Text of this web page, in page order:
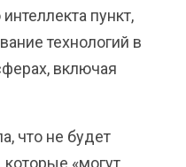
пункт,
технологий в
включая
что не будет
«могут